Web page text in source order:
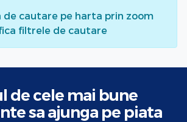
de cautare pe harta prin zoom
filtrele de cautare
de cele mai bune
sa ajunga pe piata